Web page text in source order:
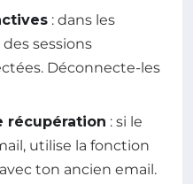
: dans les
sessions
Déconnecte-les
récupération : si le
utilise la fonction
ton ancien email.